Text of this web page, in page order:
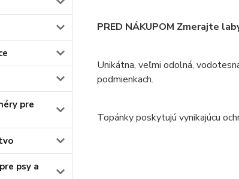
pre
psy a
PRED NÁKUPOM Zmerajte
Unikátna, veľmi odolná,
podmienkach.
Topánky poskytujú vynikajúcu